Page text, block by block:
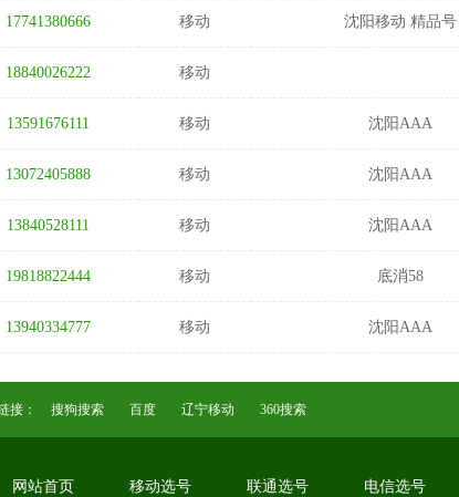
17741380666 移动 沈阳移动 精品号
18840026222 移动
13591676111 移动 沈阳AAA
13072405888 移动 沈阳AAA
13840528111 移动 沈阳AAA
19818822444 移动 底消58
13940334777 移动 沈阳AAA
接： 搜狗搜索 百度 辽宁移动 360搜索
网站首页 移动选号 联通选号 电信选号